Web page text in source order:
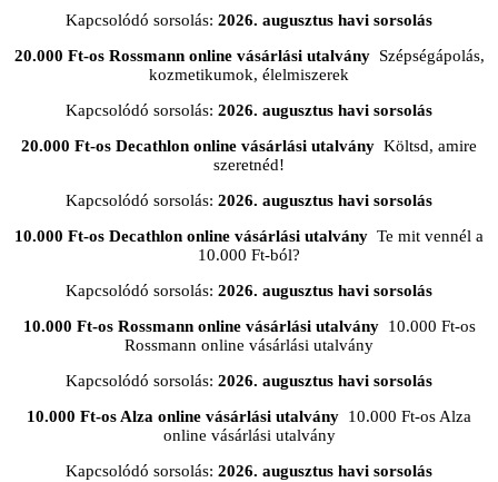
Kapcsolódó sorsolás: 2026. augusztus havi sorsolás
20.000 Ft-os Rossmann online vásárlási utalványSzépségápolás,
kozmetikumok, élelmiszerek
Kapcsolódó sorsolás: 2026. augusztus havi sorsolás
20.000 Ft-os Decathlon online vásárlási utalvány Költsd, amire
szeretnéd!
Kapcsolódó sorsolás: 2026. augusztus havi sorsolás
10.000 Ft-os Decathlon online vásárlási utalvány Te mit vennél a
10.000 Ft-ból?
Kapcsolódó sorsolás: 2026. augusztus havi sorsolás
10.000 Ft-os Rossmann online vásárlási utalvány10.000 Ft-os
Rossmann online vásárlási utalvány
Kapcsolódó sorsolás: 2026. augusztus havi sorsolás
10.000 Ft-os Alza online vásárlási utalvány 10.000 Ft-os Alza
online vásárlási utalvány
Kapcsolódó sorsolás: 2026. augusztus havi sorsolás